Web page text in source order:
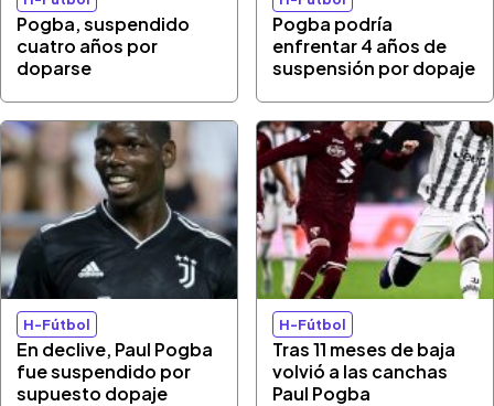
Pogba, suspendido
cuatro años por
doparse
Pogba podría
enfrentar 4 años de
suspensión por dopaje
H-Fútbol
En declive, Paul Pogba
fue suspendido por
supuesto dopaje
H-Fútbol
Tras 11 meses de baja
volvió a las canchas
Paul Pogba